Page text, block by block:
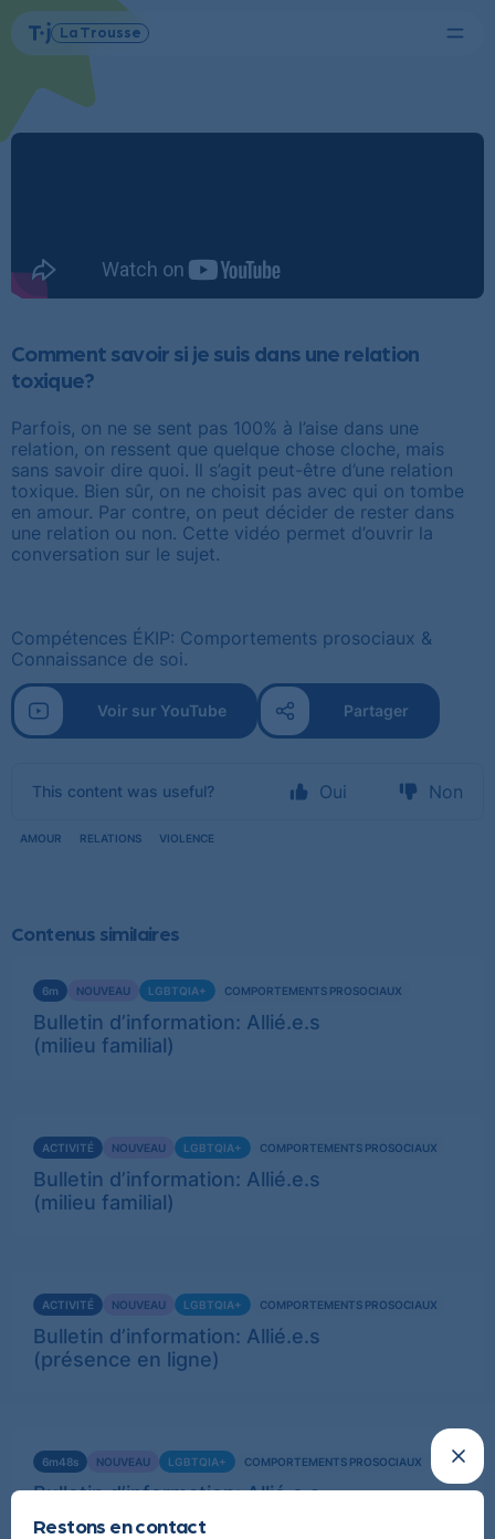
Restons en contact
Fermer
Tel-
jeunes
La Trousse
Page
d'accueil
Menu
Comment savoir si je suis dans une relation
toxique?
Parfois, on ne se sent pas 100% à l’aise dans une
relation, on ressent que quelque chose cloche, mais
sans savoir dire quoi. Il s’agit peut-être d’une relation
toxique. Bien sûr, on ne choisit pas avec qui on tombe
en amour. Par contre, on peut décider de rester dans
une relation ou non. Cette vidéo permet d’ouvrir la
conversation sur le sujet.
Compétences ÉKIP: Comportements prosociaux &
Connaissance de soi.
Voir sur YouTube Partager
This content was useful? Oui Non
AMOUR RELATIONS VIOLENCE
Contenus similaires
6m NOUVEAU LGBTQIA+ COMPORTEMENTS PROSOCIAUX
Bulletin d’information: Allié.e.s
(milieu familial)
plus
ACTIVITÉ NOUVEAU LGBTQIA+ COMPORTEMENTS PROSOCIAUX
Bulletin d’information: Allié.e.s
(milieu familial)
plus
ACTIVITÉ NOUVEAU LGBTQIA+ COMPORTEMENTS PROSOCIAUX
Bulletin d’information: Allié.e.s
(présence en ligne)
plus
6m48s NOUVEAU LGBTQIA+ COMPORTEMENTS PROSOCIAUX
Bulletin d’information: Allié.e.s
(présence en ligne)
plus